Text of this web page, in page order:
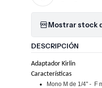
Mostrar stock
DESCRIPCIÓN
Adaptador Kirlin
Características
Mono M de 1/4" - F